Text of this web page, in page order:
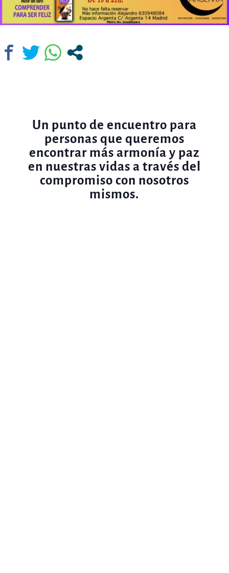
Un punto de encuentro para
personas que queremos
encontrar más armonía y paz
en nuestras vidas a través del
compromiso con nosotros
mismos.